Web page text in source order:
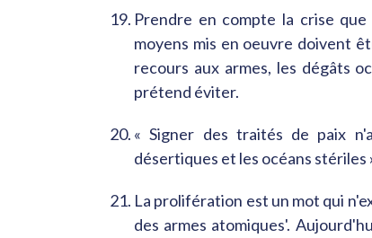
Prendre en compte la crise
moyens mis en oeuvre doivent
recours aux armes, les dégâts
prétend éviter.
« Signer des traités de paix
désertiques et les océans
La prolifération est un mot qui
des armes atomiques'.